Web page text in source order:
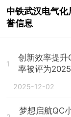
中铁武汉电气
誉信息
1
创新效率提升
率被评为
2025-12-02
梦想启航QC